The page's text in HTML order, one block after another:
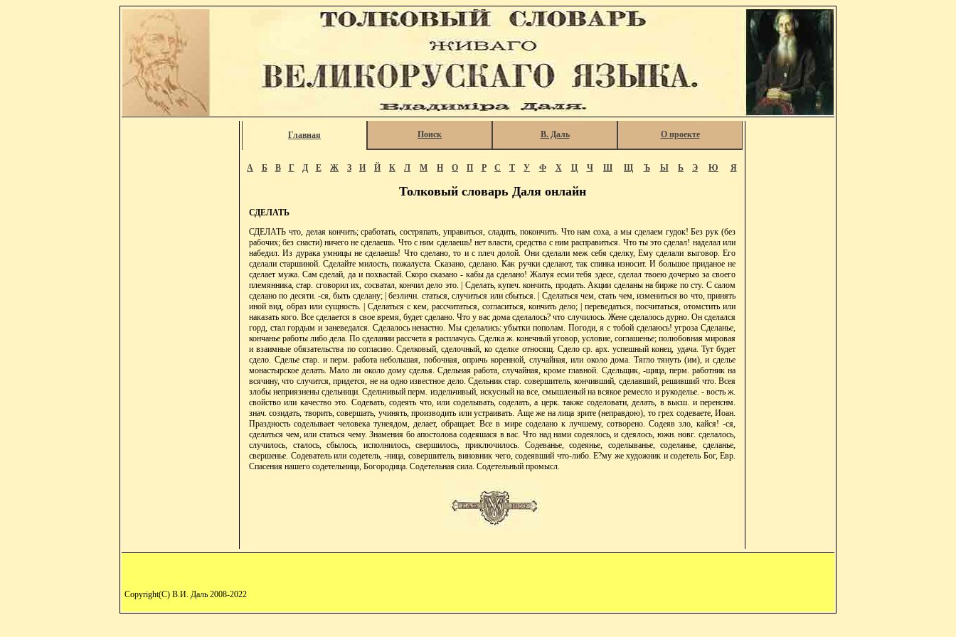
Главная Поиск В. Даль О проекте
А Б В Г Д Е Ж З И Й К Л М Н О П Р С Т У Ф Х Ц Ч Ш Щ Ъ Ы Ь Э Ю Я
Толковый словарь Даля онлайн
СДЕЛАТЬ
СДЕЛАТЬ что, делая кончить; сработать, состряпать, управиться, сладить, покончить. Что нам соха, а мы сделаем гудок! Без рук (без
рабочих; без снасти) ничего не сделаешь. Что с ним сделаешь! нет власти, средства с ним расправиться. Что ты это сделал! наделал или
набедил. Из дурака умницы не сделаешь! Что сделано, то и с плеч долой. Они сделали меж себя сделку, Ему сделали выговор. Его
сделали старшиной. Сделайте милость, пожалуста. Сказано, сделано. Как ручки сделают, так спинка износит. И большое приданое не
сделает мужа. Сам сделай, да и похвастай. Скоро сказано - кабы да сделано! Жалуя есми тебя здесе, сделал твоею дочерью за своего
племянника, стар. сговорил их, сосватал, кончил дело это. | Сделать, купеч. кончить, продать. Акции сделаны на бирже по сту. С салом
сделано по десяти. -ся, быть сделану; | безличн. статься, случиться или сбыться. | Сделаться чем, стать чем, измениться во что, принять
иной вид, образ или сущность. | Сделаться с кем, рассчитаться, согласиться, кончить дело; | переведаться, посчитаться, отомстить или
наказать кого. Все сделается в свое время, будет сделано. Что у вас дома сделалось? что случилось. Жене сделалось дурно. Он сделался
горд, стал гордым и заневедался. Сделалось ненастно. Мы сделались: убытки пополам. Погоди, я с тобой сделаюсь! угроза Сделанье,
кончанье работы либо дела. По сделании рассчета я расплачусь. Сделка ж. конечный уговор, условие, соглашенье; полюбовная мировая
и взаимные обязательства по согласию. Сделковый, сделочный, ко сделке относящ. Сдело ср. арх. успешный конец, удача. Тут будет
сдело. Сделье стар. и перм. работа небольшая, побочная, опричь коренной, случайная, или около дома. Тягло тянуть (им), и сделье
монастырское делать. Мало ли около дому сделья. Сдельная работа, случайная, кроме главной. Сдельщик, -щица, перм. работник на
всячину, что случится, придется, не на одно известное дело. Сдельник стар. совершитель, кончивший, сделавший, решивший что. Всея
злобы неприязнены сдельници. Сдельчивый перм. издельчивый, искусный на все, смышленый на всякое ремесло и рукоделье. - вость ж.
свойство или качество это. Содевать, содеять что, или соделывать, соделать, а церк. также соделовати, делать, в высш. и перенснм.
знач. созидать, творить, совершать, учинять, производить или устраивать. Аще же на лица зрите (неправдою), то грех содеваете, Иоан.
Праздность соделывает человека тунеядом, делает, обращает. Все в мире соделано к лучшему, сотворено. Содеяв зло, кайся! -ся,
сделаться чем, или статься чему. Знамения бо апостолова содеяшася в вас. Что над нами содеялось, и сдеялось, южн. новг. сделалось,
случилось, сталось, сбылось, исполнилось, свершилось, приключилось. Содеванье, содеянье, соделыванье, соделанье, сделанье,
свершенье. Содеватель или содетель, -ница, совершитель, виновник чего, содеявший что-либо. Е?му же художник и содетель Бог, Евр.
Спасения нашего содетельница, Богородица. Содетельная сила. Содетельный промысл.
Copyright(C) В.И. Даль 2008-2022